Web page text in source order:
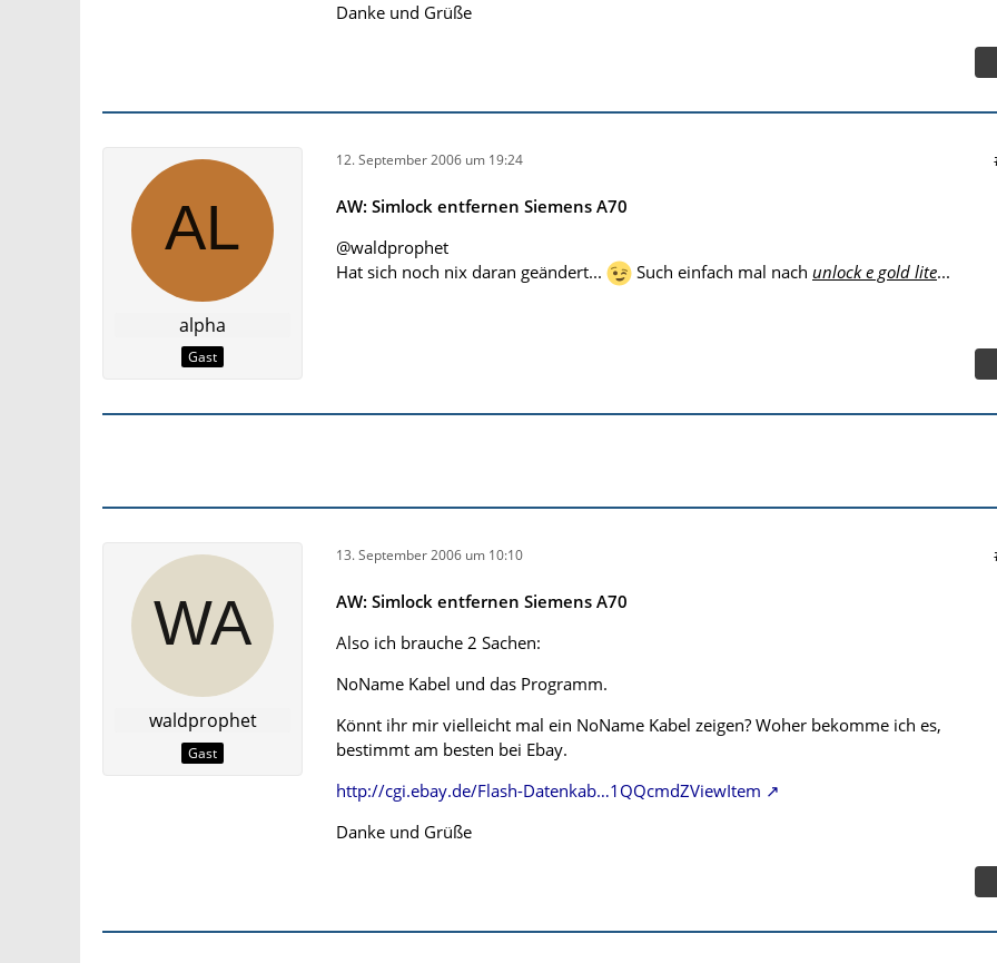
Danke und Grüße
alpha
Gast
12. September 2006 um 19:24
AW: Simlock entfernen Siemens A70
@waldprophet
Hat sich noch nix daran geändert...
Such einfach mal nach unlock e gold lite...
waldprophet
Gast
13. September 2006 um 10:10
AW: Simlock entfernen Siemens A70
Also ich brauche 2 Sachen:
NoName Kabel und das Programm.
Könnt ihr mir vielleicht mal ein NoName Kabel zeigen? Woher bekomme ich es,
bestimmt am besten bei Ebay.
http://cgi.ebay.de/Flash-Datenkab…1QQcmdZViewItem
Danke und Grüße